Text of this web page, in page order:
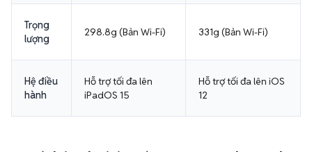
Trọng
lượng
298.8g (Bản Wi-Fi) 331g (Bản Wi-Fi)
Hệ điều
hành
Hỗ trợ tối đa lên
iPadOS 15
Hỗ trợ tối đa lên iOS
12